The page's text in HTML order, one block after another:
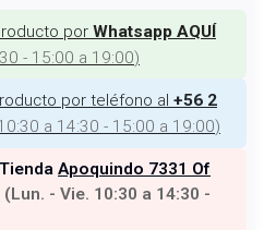
por Whatsapp AQUÍ
- 15:00 a 19:00)
por teléfono al +56 2
a 14:30 - 15:00 a 19:00)
Apoquindo 7331 Of
(Lun. - Vie. 10:30 a 14:30 -